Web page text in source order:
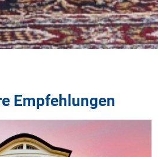
Empfehlungen